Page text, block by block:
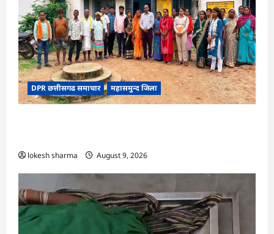
DPR छत्तीसगढ समाचार महासमुन्द जिला
lokesh sharma August 9, 2026